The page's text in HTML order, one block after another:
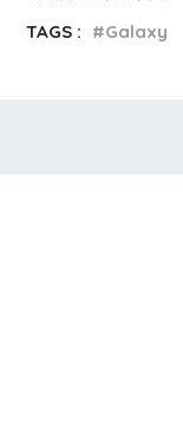
TAGS :
Galaxy